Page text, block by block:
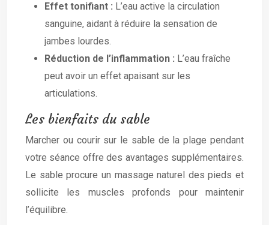
Effet tonifiant : L’eau active la circulation
sanguine, aidant à réduire la sensation de
jambes lourdes.
Réduction de l’inflammation : L’eau fraîche
peut avoir un effet apaisant sur les
articulations.
Les bienfaits du sable
Marcher ou courir sur le sable de la plage pendant
votre séance offre des avantages supplémentaires.
Le sable procure un massage naturel des pieds et
sollicite les muscles profonds pour maintenir
l’équilibre.